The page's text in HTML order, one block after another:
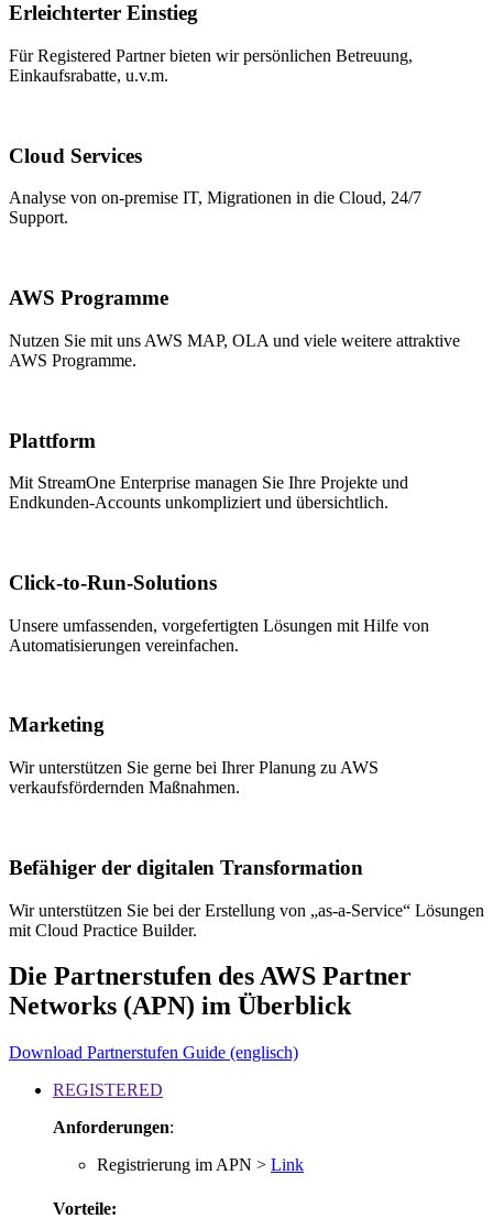
Erleichterter Einstieg
Für Registered Partner bieten wir persönlichen Betreuung,
Einkaufsrabatte, u.v.m.
Cloud Services
Analyse von on-premise IT, Migrationen in die Cloud, 24/7
Support.
AWS Programme
Nutzen Sie mit uns AWS MAP, OLA und viele weitere attraktive
AWS Programme.
Plattform
Mit StreamOne Enterprise managen Sie Ihre Projekte und
Endkunden-Accounts unkompliziert und übersichtlich.
Click-to-Run-Solutions
Unsere umfassenden, vorgefertigten Lösungen mit Hilfe von
Automatisierungen vereinfachen.
Marketing
Wir unterstützen Sie gerne bei Ihrer Planung zu AWS
verkaufsfördernden Maßnahmen.
Befähiger der digitalen Transformation
Wir unterstützen Sie bei der Erstellung von „as-a-Service“ Lösungen
mit Cloud Practice Builder.
Die Partnerstufen des AWS Partner
Networks (APN) im Überblick
Download Partnerstufen Guide (englisch)
REGISTERED
Anforderungen:
Registrierung im APN > Link
Vorteile: